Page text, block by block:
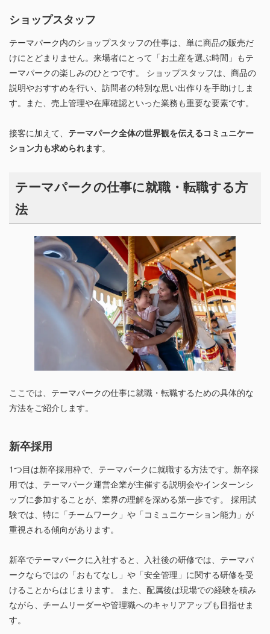
ショップスタッフ
テーマパーク内のショップスタッフの仕事は、単に商品の販売だ
けにとどまりません。来場者にとって「お土産を選ぶ時間」もテ
ーマパークの楽しみのひとつです。 ショップスタッフは、商品の
説明やおすすめを行い、訪問者の特別な思い出作りを手助けしま
す。また、売上管理や在庫確認といった業務も重要な要素です。
接客に加えて、 テーマパーク全体の世界観を伝えるコミュニケー
ション力も求められます。
テーマパークの仕事に就職・転職する方
法
ここでは、テーマパークの仕事に就職・転職するための具体的な
方法をご紹介します。
新卒採用
1つ目は新卒採用枠で、テーマパークに就職する方法です。新卒採
用では、テーマパーク運営企業が主催する説明会やインターンシ
ップに参加することが、業界の理解を深める第一歩です。 採用試
験では、特に「チームワーク」や「コミュニケーション能力」が
重視される傾向があります。
新卒でテーマパークに入社すると、入社後の研修では、テーマパ
ークならではの「おもてなし」や「安全管理」に関する研修を受
けることからはじまります。 また、配属後は現場での経験を積み
ながら、チームリーダーや管理職へのキャリアアップも目指せま
す。